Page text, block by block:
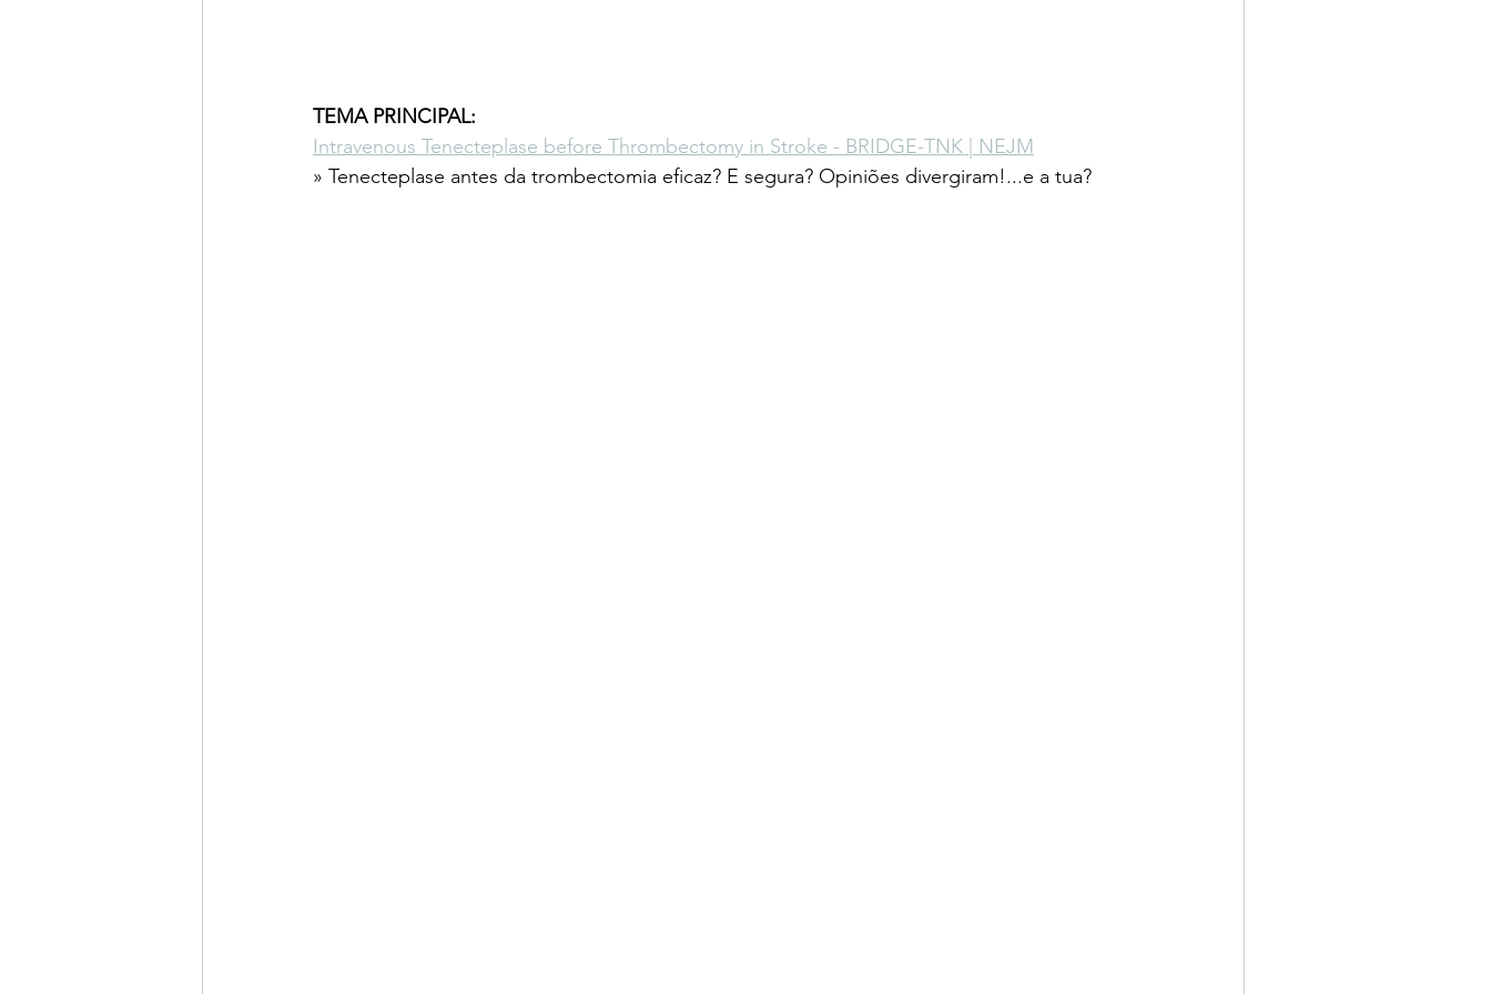
TEMA PRINCIPAL:
Intravenous Tenecteplase before Thrombectomy in Stroke - BRIDGE-TNK | NEJM
» Tenecteplase antes da trombectomia eficaz? E segura? Opiniões divergiram!...e a tua?